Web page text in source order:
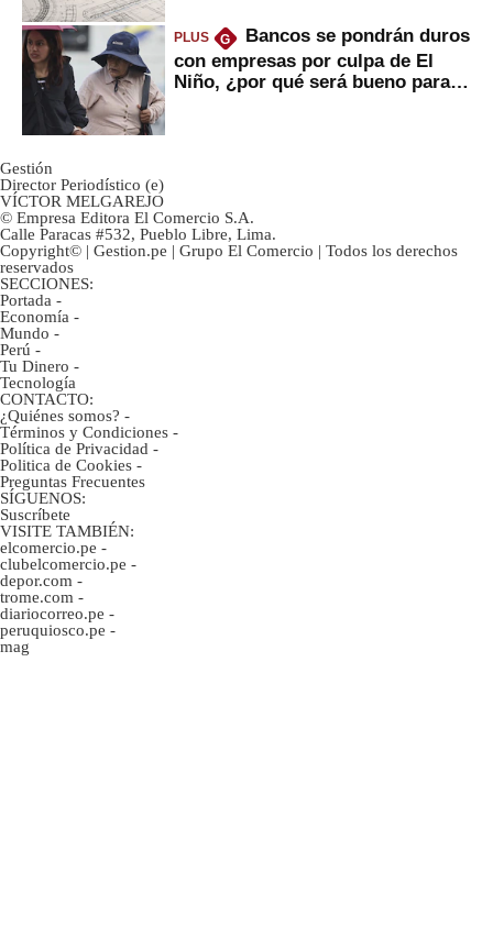
PLUS G
Bancos se pondrán duros
con empresas por culpa de El
Niño, ¿por qué será bueno para
Gestión
Director Periodístico (e)
VÍCTOR MELGAREJO
© Empresa Editora El Comercio S.A.
Calle Paracas #532, Pueblo Libre, Lima.
Copyright© | Gestion.pe | Grupo El Comercio | Todos los derechos
reservados
SECCIONES:
Portada -
Economía -
Mundo -
Perú -
Tu Dinero -
Tecnología
CONTACTO:
¿Quiénes somos? -
Términos y Condiciones -
Política de Privacidad -
Politica de Cookies -
Preguntas Frecuentes
SÍGUENOS:
Suscríbete
VISITE TAMBIÉN:
elcomercio.pe -
clubelcomercio.pe -
depor.com -
trome.com -
diariocorreo.pe -
peruquiosco.pe -
mag